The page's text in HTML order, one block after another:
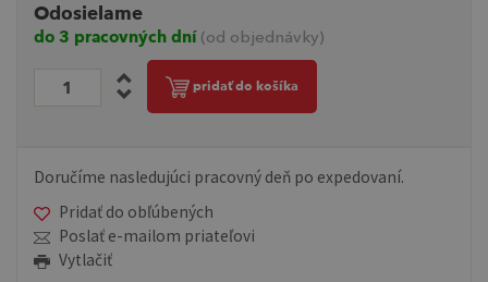
Odosielame
do 3 pracovných dní (od objednávky)
pridať do košíka
Doručíme nasledujúci pracovný deň po expedovaní.
Pridať do obľúbených
Poslať e-mailom priateľovi
Vytlačiť